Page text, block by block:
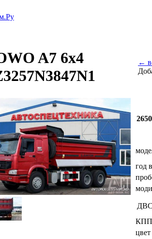
A7 6x4
←
год
КПП
цвет